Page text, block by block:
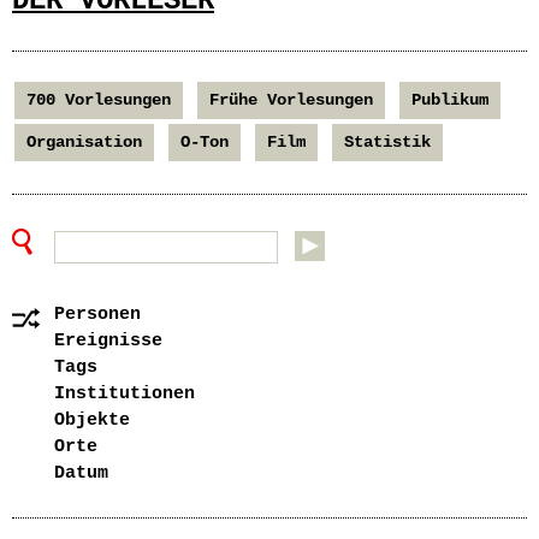
700 Vorlesungen Frühe Vorlesungen Publikum
Organisation O-Ton Film Statistik
Personen
Ereignisse
Tags
Institutionen
Objekte
Orte
Datum